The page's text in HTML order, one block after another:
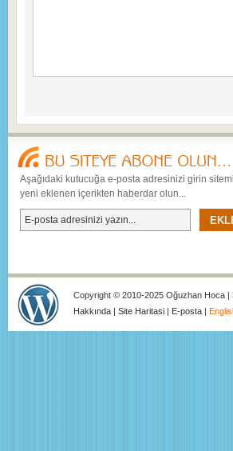
Aşağıdaki kutucuğa e-posta adresinizi girin
yeni eklenen içerikten haberdar olun...
Copyright © 2010-2025 Oğuzhan Hoca |
Hakkında | Site Haritasi | E-posta |